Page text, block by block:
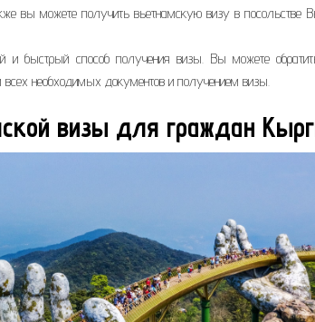
вы можете получить вьетнамскую визу в посольстве
быстрый способ получения визы. Вы можете
необходимых документов и получением визы.
визы для граждан